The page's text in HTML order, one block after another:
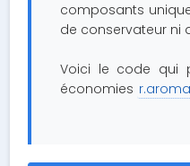
composants
de conservateur ni
Voici le code qui
économies